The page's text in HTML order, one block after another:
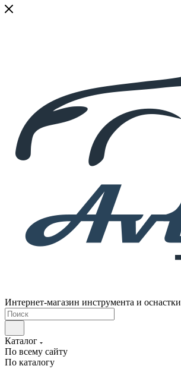
Интернет-магазин инструмента и оснастки
Каталог
По всему сайту
По каталогу